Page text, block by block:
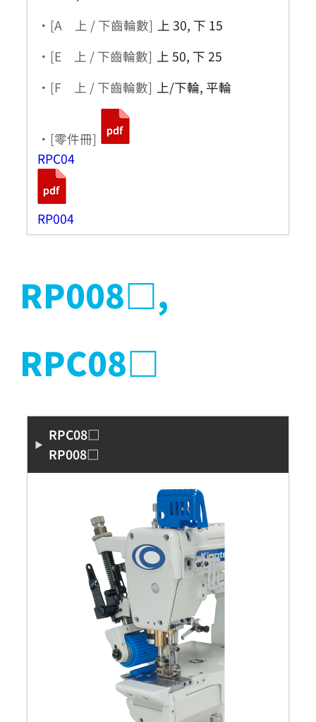
・[A 上 / 下齒輪數] 上 30, 下 15
・[E 上 / 下齒輪數] 上 50, 下 25
・[F 上 / 下齒輪數] 上/下輪, 平輪
・[零件冊]
RPC04
RP004
RP008□,
RPC08□
RPC08□
RP008□